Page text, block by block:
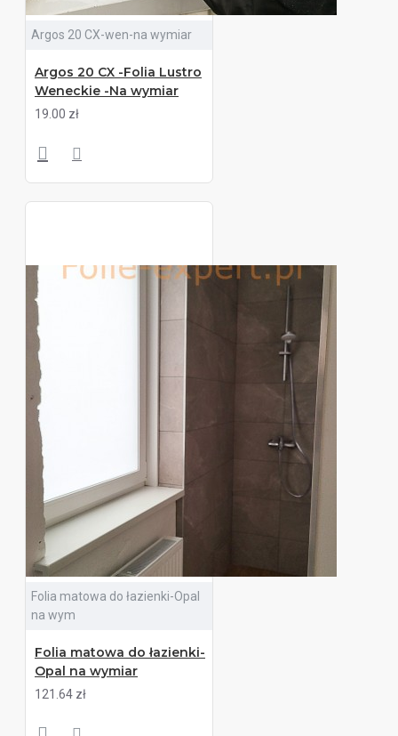
Argos 20 CX-wen-na wymiar
Argos 20 CX -Folia Lustro
Weneckie -Na wymiar
19.00 zł
Folia matowa do łazienki-Opal
na wym
Folia matowa do łazienki-
Opal na wymiar
121.64 zł